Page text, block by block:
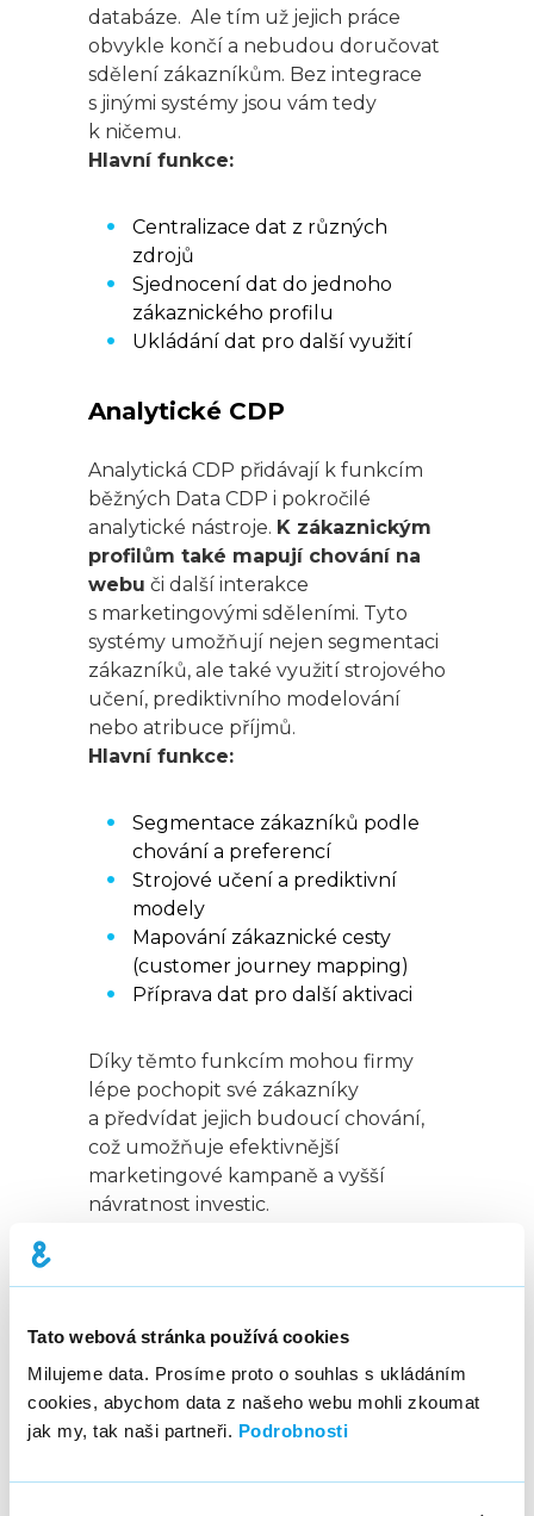
Tato webová stránka používá cookies
Milujeme data. Prosíme proto o souhlas s ukládáním
cookies, abychom data z našeho webu mohli zkoumat
jak my, tak naši partneři. Podrobnosti
databáze. Ale tím už jejich práce
obvykle končí a nebudou doručovat
sdělení zákazníkům. Bez integrace
s jinými systémy jsou vám tedy
k ničemu.
Hlavní funkce:
Centralizace dat z různých
zdrojů
Sjednocení dat do jednoho
zákaznického profilu
Ukládání dat pro další využití
Analytické CDP
Analytická CDP přidávají k funkcím
běžných Data CDP i pokročilé
analytické nástroje. K zákaznickým
profilům také mapují chování na
webu či další interakce
s marketingovými sděleními. Tyto
systémy umožňují nejen segmentaci
zákazníků, ale také využití strojového
učení, prediktivního modelování
nebo atribuce příjmů.
Hlavní funkce:
Segmentace zákazníků podle
chování a preferencí
Strojové učení a prediktivní
modely
Mapování zákaznické cesty
(customer journey mapping)
Příprava dat pro další aktivaci
Díky těmto funkcím mohou firmy
lépe pochopit své zákazníky
a předvídat jejich budoucí chování,
což umožňuje efektivnější
marketingové kampaně a vyšší
návratnost investic.
Kampaňové CDP kombinují správu
různé způsoby oslovení zákazníků
(tzv. customer treatments). Na rozdíl
od běžné segmentaceumožňují